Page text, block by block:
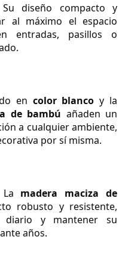
Su diseño compacto y
al máximo el espacio
entradas, pasillos o
en color blanco y la
de bambú añaden un
a cualquier ambiente,
por sí misma.
La madera maciza de
robusto y resistente,
y mantener su
años.